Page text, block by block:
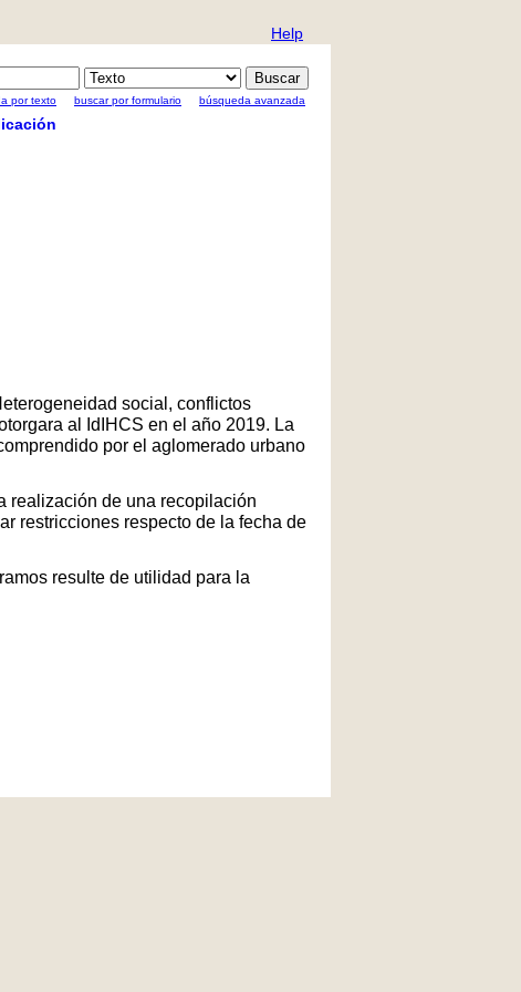
Help
por texto buscar por formulario búsqueda avanzada
social, conflictos
al IdIHCS en el año 2019. La
por el aglomerado urbano
realización de una recopilación
restricciones respecto de la fecha de
resulte de utilidad para la